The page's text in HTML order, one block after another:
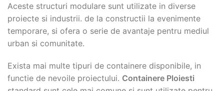
Aceste structuri modulare sunt utilizate in diverse
proiecte si industrii. de la constructii la evenimente
temporare, si ofera o serie de avantaje pentru mediul
urban si comunitate.
Exista mai multe tipuri de containere disponibile, in
functie de nevoile proiectului. Containere Ploiesti